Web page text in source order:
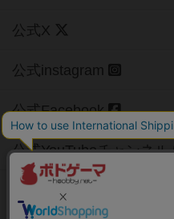
公式X
公式instagram
公式Facebook
公式YouTubeチャンネル